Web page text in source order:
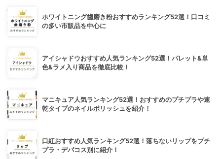
ホワイトニング歯磨き粉おすすめランキング52選！口コミ
の多い市販品を中心に
アイシャドウおすすめ人気ランキング52選！パレット&単
色&ラメ入り商品を徹底比較！
マニキュア人気ランキング52選！おすすめのプチプラや速
乾タイプのネイルポリッシュを紹介！
口紅おすすめ人気ランキング52選！落ちないリップをプチ
プラ・デパコス別に紹介！